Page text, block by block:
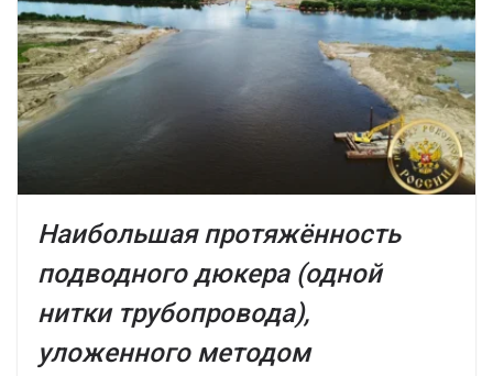
Наибольшая протяжённость
подводного дюкера (одной
нитки трубопровода),
уложенного методом